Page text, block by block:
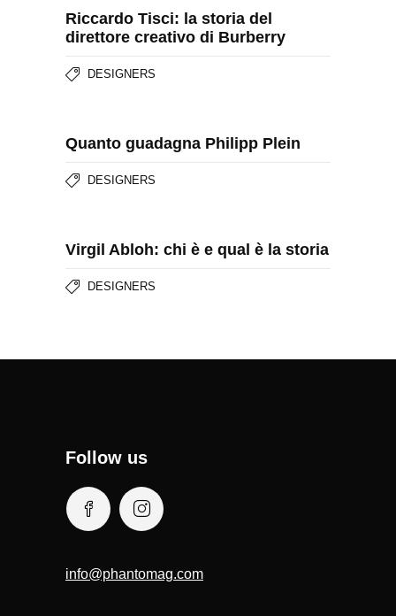
Riccardo Tisci: la storia del
direttore creativo di Burberry
DESIGNERS
Quanto guadagna Philipp Plein
DESIGNERS
Virgil Abloh: chi è e qual è la storia
DESIGNERS
Follow us
info@phantomag.com